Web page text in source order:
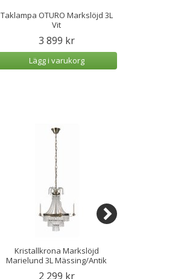
Taklampa OTURO Markslöjd 3L
Vit
3 899 kr
Lägg i varukorg
Kristallkrona Markslöjd
Marielund 3L Mässing/Antik
2 299 kr